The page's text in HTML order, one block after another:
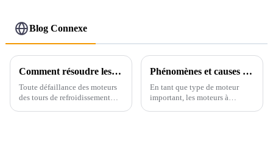
Blog Connexe
Comment résoudre les défauts courants lors de l'utilisation de moteurs dans les tours de refroidissement
Toute défaillance des moteurs
des tours de refroidissement
Phénomènes et causes de défaillance des moteurs à courant continu
En tant que type de moteur
important, les moteurs à